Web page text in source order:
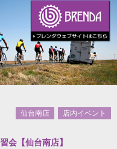
仙台南店 店内イベント
会【仙台南店】